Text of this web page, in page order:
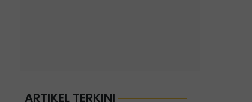
ARTIKEL TERKINI